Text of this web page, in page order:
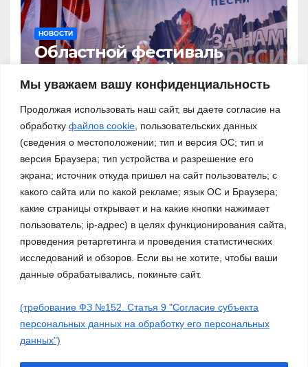
Мы уважаем вашу конфиденциальность
Продолжая использовать наш сайт, вы даете согласие на
обработку файлов cookie , пользовательских данных
(сведения о местоположении; тип и версия ОС; тип и
версия Браузера; тип устройства и разрешение его
экрана; источник откуда пришел на сайт пользователь; с
какого сайта или по какой рекламе; язык ОС и Браузера;
какие страницы открывает и на какие кнопки нажимает
пользователь; ip-адрес) в целях функционирования сайта,
проведения ретаргетинга и проведения статистических
исследований и обзоров. Если вы не хотите, чтобы ваши
данные обрабатывались, покиньте сайт.
(требование ФЗ №152. Статья 9 "Согласие субъекта
персональных данных на обработку его персональных
данных")
НОВОСТИ
Областной фестиваль
патриотической песни «За
нами – Россия!»
Сайт работает на WordPress|Тема: Newsup, авторThemeansar